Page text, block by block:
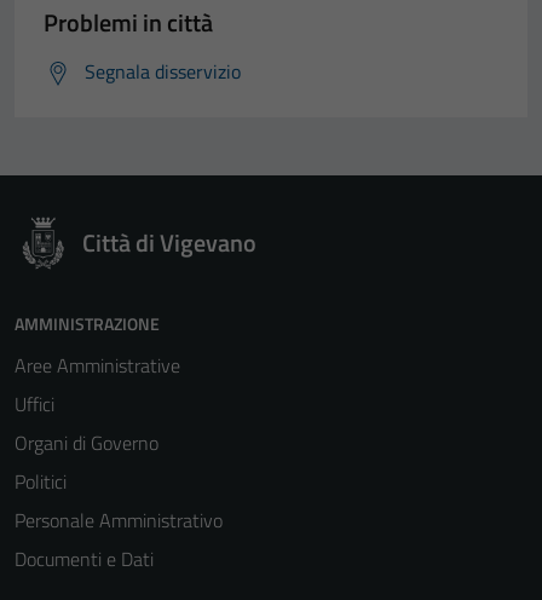
Problemi in città
Segnala disservizio
Città di Vigevano
AMMINISTRAZIONE
Aree Amministrative
Uffici
Organi di Governo
Politici
Personale Amministrativo
Documenti e Dati